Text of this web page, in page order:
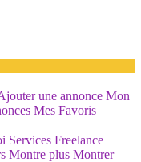
une annonce Mon
Mes Favoris
Services Freelance
Montre plus Montrer